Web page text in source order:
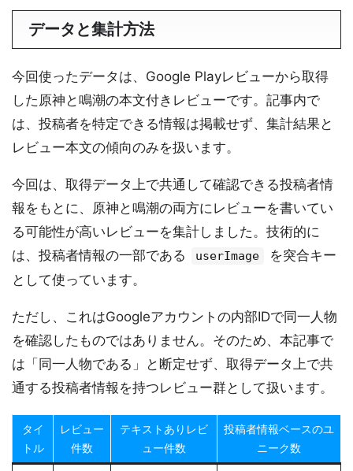
データと集計方法
今回使ったデータは、Google Playレビューから取得
した原神と鳴潮の本文付きレビューです。記事内で
は、投稿者を特定できる情報は掲載せず、集計結果と
レビュー本文の傾向のみを扱います。
今回は、取得データ上で共通して確認できる投稿者情
報をもとに、原神と鳴潮の両方にレビューを書いてい
る可能性が高いレビューを集計しました。技術的に
は、投稿者情報の一部である
userImage
を突合キー
として使っています。
ただし、これはGoogleアカウントの内部IDで同一人物
を確認したものではありません。そのため、本記事で
は「同一人物である」と断定せず、取得データ上で共
通する投稿者情報を持つレビュー群として扱います。
タイ
トル
レビュー
件数
テキストありレビ
ュー件数
投稿者情報ベースのユ
ニーク数